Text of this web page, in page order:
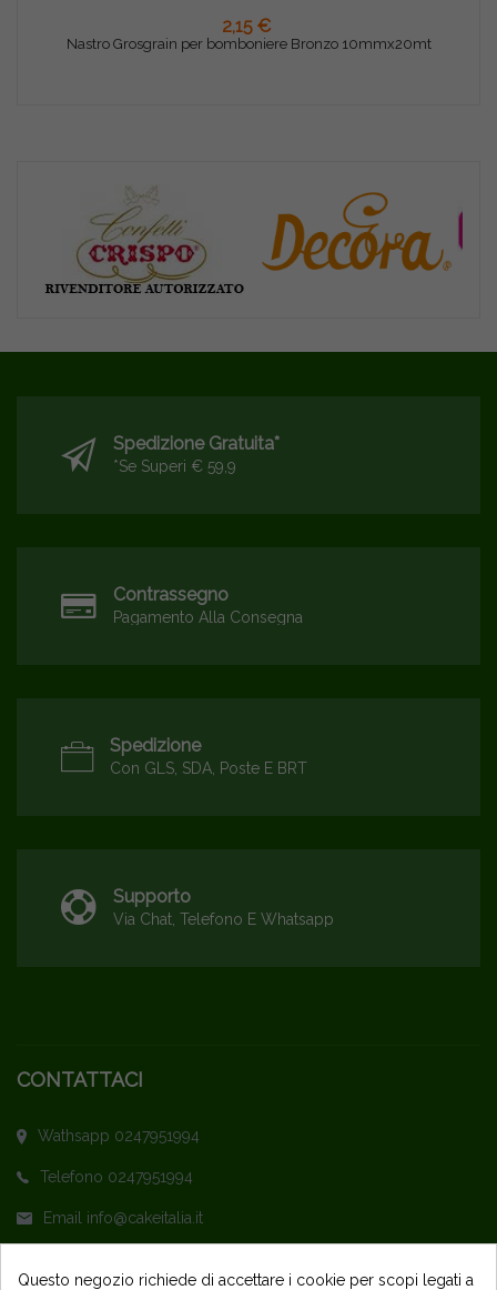
2,15 €
Nastro Grosgrain per bomboniere Bronzo 10mmx20mt
AGGIUNGI AL CARRELLO
Spedizione Gratuita*
*se Superi € 59,9
Contrassegno
Pagamento Alla Consegna
Spedizione
Con GLS, SDA, Poste E BRT
Supporto
Via Chat, Telefono E Whatsapp
CONTATTACI
Wathsapp 0247951994
Telefono 0247951994
Email info@cakeitalia.it
Questo negozio richiede di accettare i cookie per scopi legati a